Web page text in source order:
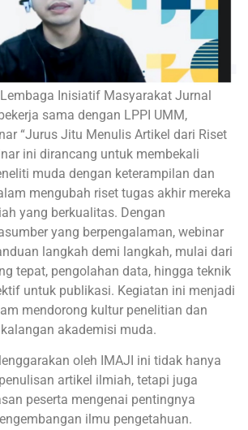
Inisiatif Masyarakat Jurnal
sama dengan LPPI UMM,
“Jurus Jitu Menulis Artikel dari Riset
ini dirancang untuk membekali
muda dengan keterampilan dan
mengubah riset tugas akhir mereka
yang berkualitas. Dengan
yang berpengalaman, webinar
langkah demi langkah, mulai dari
tepat, pengolahan data, hingga teknik
untuk publikasi. Kegiatan ini menjadi
mendorong kultur penelitian dan
akademisi muda.
oleh IMAJI ini tidak hanya
artikel ilmiah, tetapi juga
peserta mengenai pentingnya
ilmu pengetahuan.